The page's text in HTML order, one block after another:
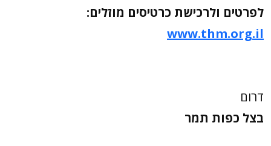
לפרטים ולרכישת כרטיסים מוזלים:
www.thm.org.il
דרום
בצל כפות תמר